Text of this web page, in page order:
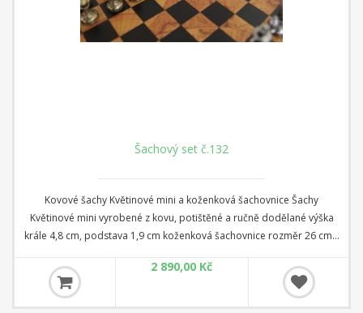
Šachový set č.132
Kovové šachy Květinové mini a koženková šachovnice Šachy
Květinové mini vyrobené z kovu, potištěné a ručně dodělané výška
krále 4,8 cm, podstava 1,9 cm koženková šachovnice rozměr 26 cm x
2 890,00 Kč